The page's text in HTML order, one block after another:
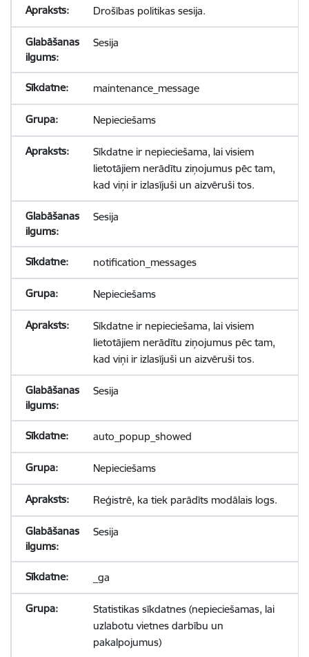
Drošības politikas sesija.
Sesija
maintenance_message
Nepieciešams
Sīkdatne ir nepieciešama, lai visiem
lietotājiem nerādītu ziņojumus pēc tam,
kad viņi ir izlasījuši un aizvēruši tos.
Sesija
notification_messages
Nepieciešams
Sīkdatne ir nepieciešama, lai visiem
lietotājiem nerādītu ziņojumus pēc tam,
kad viņi ir izlasījuši un aizvēruši tos.
Sesija
auto_popup_showed
Nepieciešams
Reģistrē, ka tiek parādīts modālais logs.
Sesija
_ga
Statistikas sīkdatnes (nepieciešamas, lai
uzlabotu vietnes darbību un
pakalpojumus)